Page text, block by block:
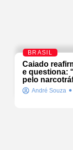
BRASIL
Caiado
e questiona:
pelo
André Souza